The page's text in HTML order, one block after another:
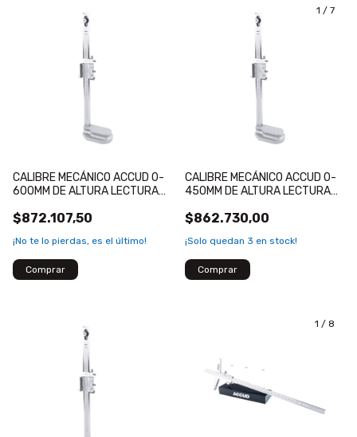
CALIBRE MECÁNICO ACCUD 0-
600MM DE ALTURA LECTURA
$872.107,50
¡No te lo pierdas, es el último!
1 / 7
CALIBRE MECÁNICO ACCUD 0-
450MM DE ALTURA LECTURA
$862.730,00
¡Solo quedan 3 en stock!
1 / 8